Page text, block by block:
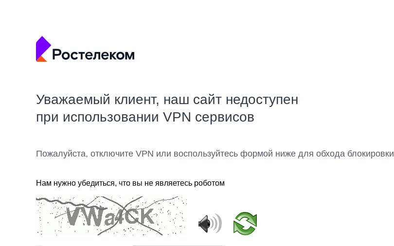
Уважаемый клиент, наш сайт недоступен
при использовании VPN сервисов
Пожалуйста, отключите VPN или воспользуйтесь формой ниже для обхода блокировки
Нам нужно убедиться, что вы не являетесь роботом